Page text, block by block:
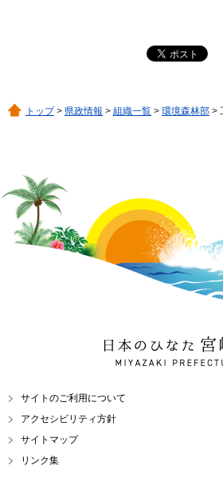
トップ> 県政情報 > 組織一覧 > 環境森林部 >
日本のひなた 宮崎県
MIYAZAKI
サイトのご利用について
アクセシビリティ方針
サイトマップ
リンク集